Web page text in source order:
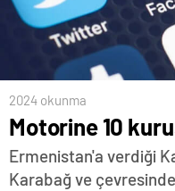
2024 okunma
Motorine 10
Ermenistan'a verdiği
Karabağ ve